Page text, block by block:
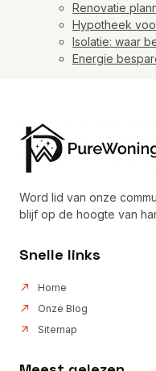
Renovatie
Hypotheek
Isolatie: waar
Energie
Word lid van onze
blijf op de hoogte van
Snelle links
Home
Onze Blog
Sitemap